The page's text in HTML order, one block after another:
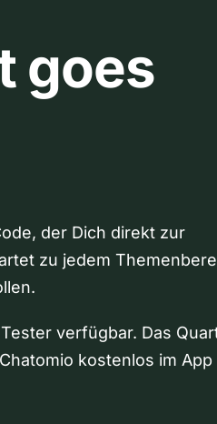
goes
der Dich direkt zur
zu jedem
verfügbar. Das
kostenlos im App